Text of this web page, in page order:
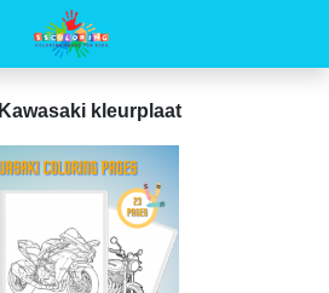
Kawasaki kleurplaat